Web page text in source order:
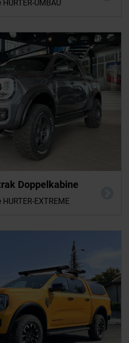
UMBAU
Doppelkabine
EXTREME